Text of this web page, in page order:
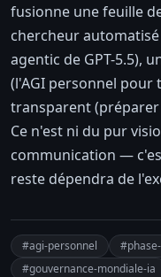
fusionne une feuille
chercheur
agentic de GPT-5.5),
(l'AGI personnel pour
transparent
Ce n'est ni du pur
communication —
reste dépendra de
#agi-personnel
#gouvernance-mondiale-ia